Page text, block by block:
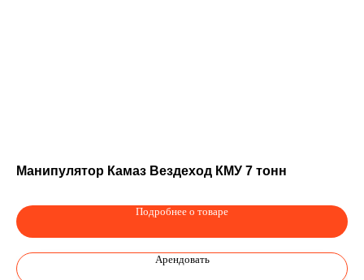
Манипулятор Камаз Вездеход КМУ 7 тонн
Подробнее о товаре
Арендовать